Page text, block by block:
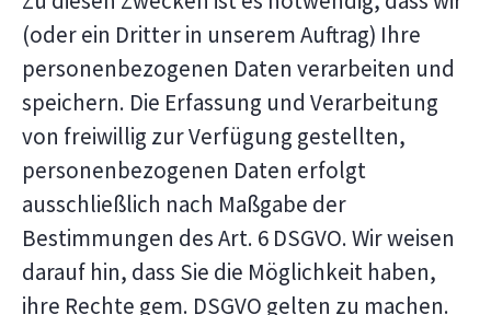
(oder ein Dritter in unserem Auftrag) Ihre
personenbezogenen Daten verarbeiten und
speichern. Die Erfassung und Verarbeitung
von freiwillig zur Verfügung gestellten,
personenbezogenen Daten erfolgt
ausschließlich nach Maßgabe der
Bestimmungen des Art. 6 DSGVO. Wir weisen
darauf hin, dass Sie die Möglichkeit haben,
ihre Rechte gem. DSGVO gelten zu machen.